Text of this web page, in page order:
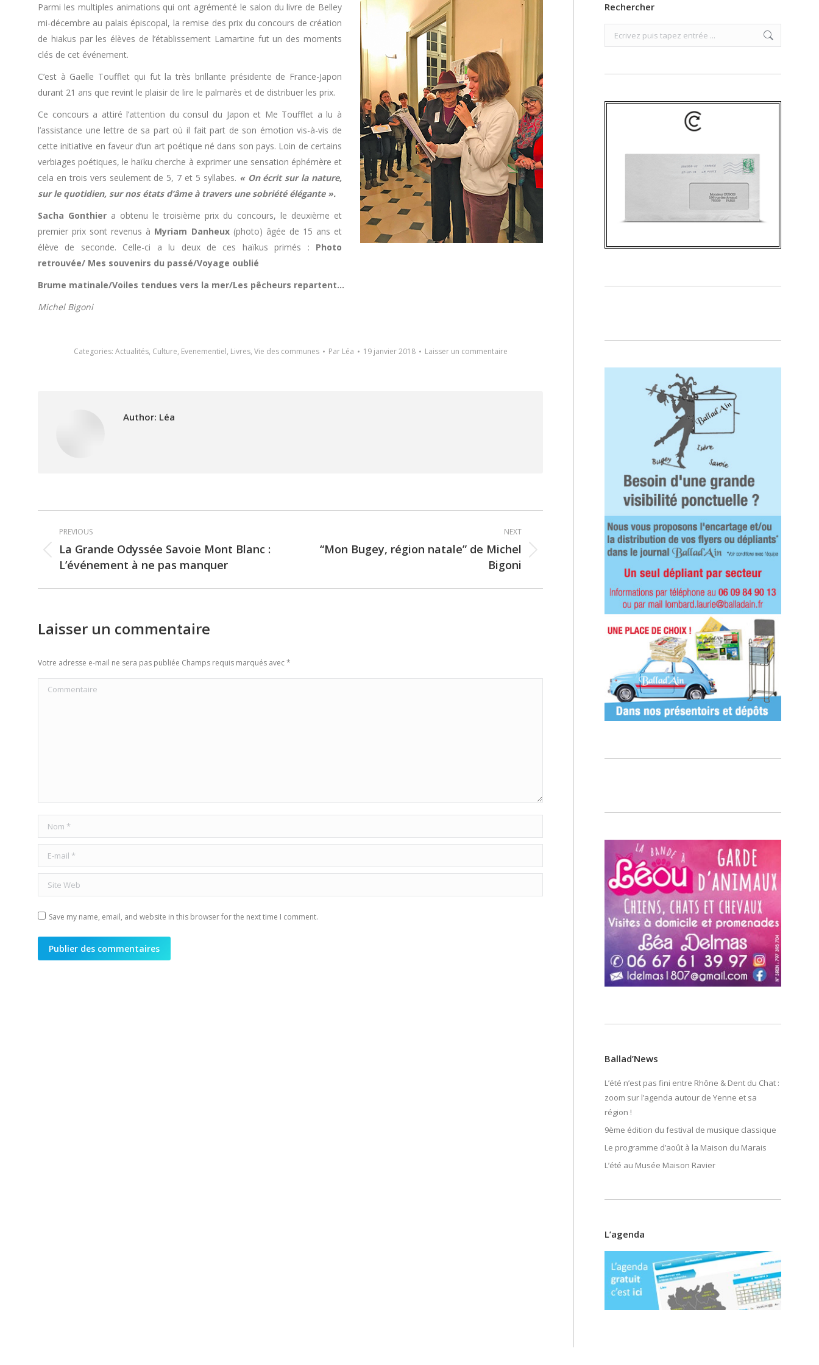
Parmi les multiples animations qui ont agrémenté le salon du livre de Belley
mi-décembre au palais épiscopal, la remise des prix du concours de création
de hiakus par les élèves de l’établissement Lamartine fut un des moments
clés de cet événement.
C’est à Gaelle Toufflet qui fut la très brillante présidente de France-Japon
durant 21 ans que revint le plaisir de lire le palmarès et de distribuer les prix.
Ce concours a attiré l’attention du consul du Japon et Me Toufflet a lu à
l’assistance une lettre de sa part où il fait part de son émotion vis-à-vis de
cette initiative en faveur d’un art poétique né dans son pays. Loin de certains
verbiages poétiques, le haïku cherche à exprimer une sensation éphémère et
cela en trois vers seulement de 5, 7 et 5 syllabes. « On écrit sur la nature,
sur le quotidien, sur nos états d’âme à travers une sobriété élégante ».
Sacha Gonthier a obtenu le troisième prix du concours, le deuxième et
premier prix sont revenus à Myriam Danheux(photo) âgée de 15 ans et
élève de seconde. Celle-ci a lu deux de ces haïkus primés : Photo
retrouvée/ Mes souvenirs du passé/Voyage oublié
Brume matinale/Voiles tendues vers la mer/Les pêcheurs repartent…
Michel Bigoni
Categories: Actualités, Culture, Evenementiel, Livres, Vie des communes Par Léa 19 janvier 2018 Laisser un commentaire
Author: Léa
Post
navigation
PREVIOUS
Previous
post:
La Grande Odyssée Savoie Mont Blanc :
L’événement à ne pas manquer
NEXT
Next
“Mon Bugey, région natale” de Michel
Bigoni
Laisser un commentaire
Votre adresse e-mail ne sera pas publiée Champs requis marqués avec*
Commentaire
Nom *
E-mail *
Site Web
Save my name, email, and website in this browser for the next time I comment.
Publier des commentaires
Rechercher
Search:
Ballad’News
L’été n’est pas fini entre Rhône & Dent du Chat :
zoom sur l’agenda autour de Yenne et sa
région !
9ème édition du festival de musique classique
Le programme d’août à la Maison du Marais
L’été au Musée Maison Ravier
L’agenda